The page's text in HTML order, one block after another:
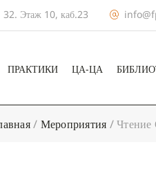
32. Этаж 10, каб.23
ПРАКТИКИ ЦА-ЦА
/ Мероприятия /